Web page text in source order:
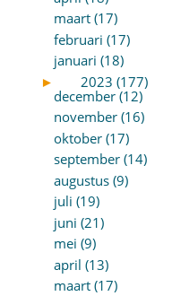
maart (17)
februari (17)
januari (18)
►
2023 (177)
december (12)
november (16)
oktober (17)
september (14)
augustus (9)
juli (19)
juni (21)
mei (9)
april (13)
maart (17)